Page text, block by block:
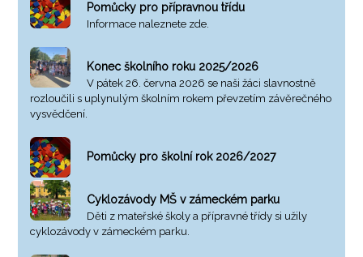
Pomůcky pro přípravnou třídu
Informace naleznete zde.
Konec školního roku 2025/2026
V pátek 26. června 2026 se naši žáci slavnostně
rozloučili s uplynulým školním rokem převzetím závěrečného
vysvědčení.
Pomůcky pro školní rok 2026/2027
Cyklozávody MŠ v zámeckém parku
Děti z mateřské školy a přípravné třídy si užily
cyklozávody v zámeckém parku.